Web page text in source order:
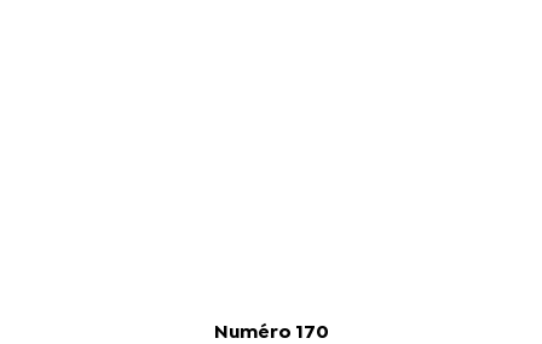
Numéro 170